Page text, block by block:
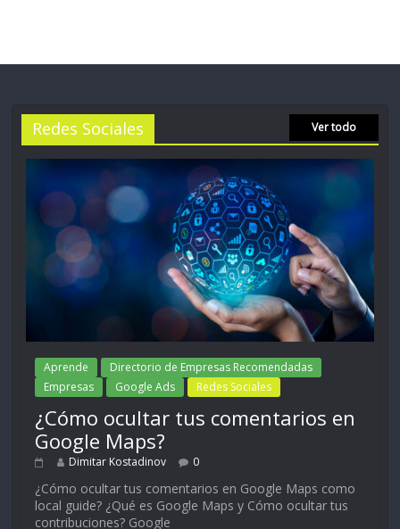
Redes Sociales Ver todo
Aprende
Directorio de Empresas Recomendadas
Empresas
Google Ads Redes Sociales
¿Cómo ocultar tus comentarios en
Google Maps?
Dimitar Kostadinov 0
¿Cómo ocultar tus comentarios en Google Maps como
local guide? ¿Qué es Google Maps y Cómo ocultar tus
contribuciones? Google